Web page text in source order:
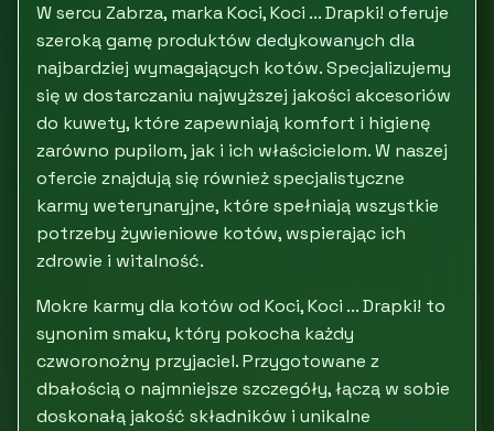
W sercu Zabrza, marka Koci, Koci ... Drapki! oferuje
szeroką gamę produktów dedykowanych dla
najbardziej wymagających kotów. Specjalizujemy
się w dostarczaniu najwyższej jakości akcesoriów
do kuwety, które zapewniają komfort i higienę
zarówno pupilom, jak i ich właścicielom. W naszej
ofercie znajdują się również specjalistyczne
karmy weterynaryjne, które spełniają wszystkie
potrzeby żywieniowe kotów, wspierając ich
zdrowie i witalność.
Mokre karmy dla kotów od Koci, Koci ... Drapki! to
synonim smaku, który pokocha każdy
czworonożny przyjaciel. Przygotowane z
dbałością o najmniejsze szczegóły, łączą w sobie
doskonałą jakość składników i unikalne